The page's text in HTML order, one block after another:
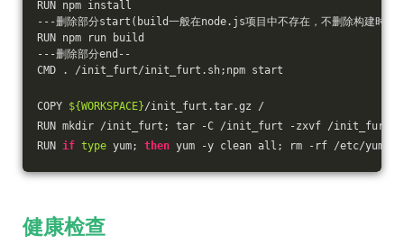
RUN npm install
---删除部分start(build一般在node.js项目中不存在，不删除构建时会
RUN npm run build
---删除部分end--
CMD . /init_furt/init_furt.sh;npm start
COPY ${WORKSPACE}/init_furt.tar.gz /
RUN mkdir /init_furt; tar -C /init_furt -zxvf /
RUN if type yum; then yum -y clean all; rm -rf /etc/
健康检查